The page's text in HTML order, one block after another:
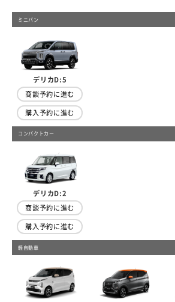
ミニバン
デリカD:5
商談予約に進む
購入予約に進む
コンパクトカー
デリカD:2
商談予約に進む
購入予約に進む
軽自動車